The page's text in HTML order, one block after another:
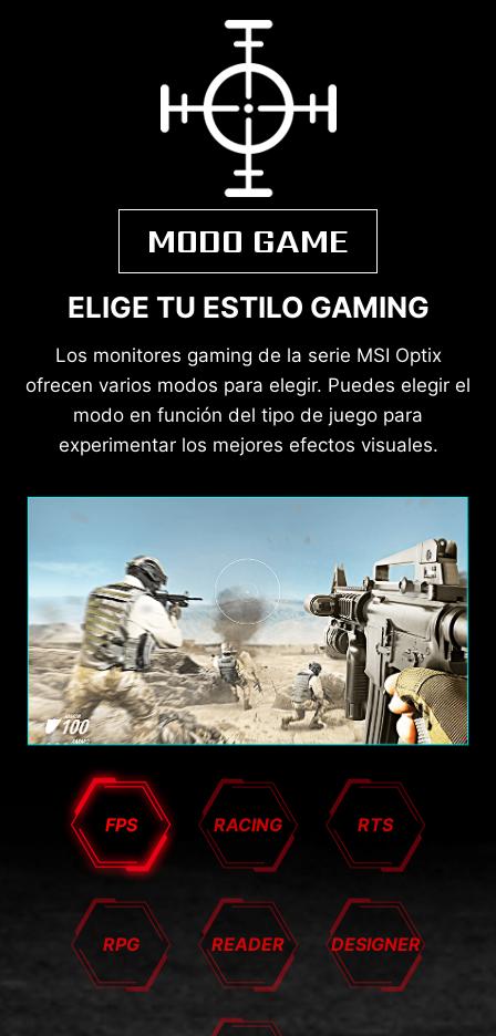
MODO GAME
ELIGE TU ESTILO GAMING
Los monitores gaming de la serie MSI Optix
ofrecen varios modos para elegir. Puedes elegir el
modo en función del tipo de juego para
experimentar los mejores efectos visuales.
FPS RACING RTS
RPG READER DESIGNER